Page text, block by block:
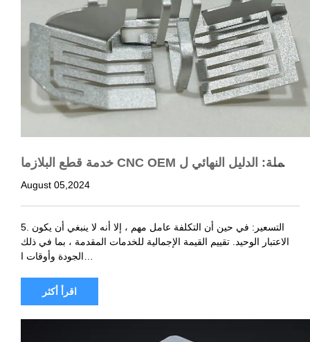
خدمة قطع البلازما CNC OEM بالجملة: الدليل النهائي ل
حلول التصنيع المتطورة
August 05,2024
5. التسعير: في حين أن التكلفة عامل مهم ، إلا أنه لا ينبغي أن يكون
الاعتبار الوحيد. تقييم القيمة الإجمالية للخدمات المقدمة ، بما في ذلك
اقرأ أكثر